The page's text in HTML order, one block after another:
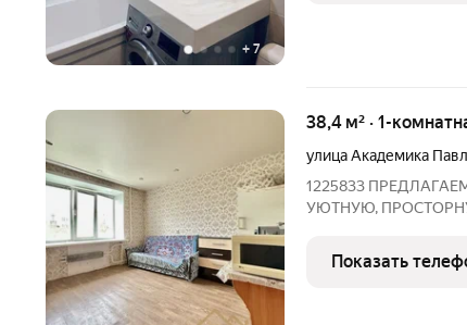
+ 7
38,4 м² · 1-
улица Академика
1225833
УЮТНУЮ,
куxня 13 кв.м Дом
Kaзани, в cамом
Показать